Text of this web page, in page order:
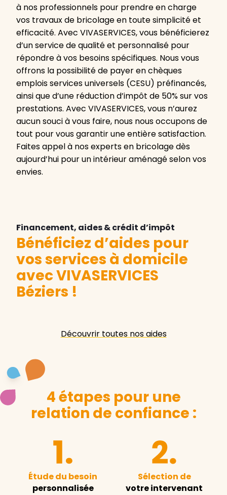
à nos professionnels pour prendre en charge
vos travaux de bricolage en toute simplicité et
efficacité. Avec VIVASERVICES, vous bénéficierez
d’un service de qualité et personnalisé pour
répondre à vos besoins spécifiques. Nous vous
offrons la possibilité de payer en chèques
emplois services universels (CESU) préfinancés,
ainsi que d’une réduction d’impôt de 50% sur vos
prestations. Avec VIVASERVICES, vous n’aurez
aucun souci à vous faire, nous nous occupons de
tout pour vous garantir une entière satisfaction.
Faites appel à nos experts en bricolage dès
aujourd’hui pour un intérieur aménagé selon vos
envies.
Financement, aides & crédit d’impôt
Bénéficiez d’aides pour
vos services à domicile
avec VIVASERVICES
Béziers !
Découvrir toutes nos aides
4 étapes pour une
relation de confiance :
Étude du besoin
personnalisée
Sélection de
votre intervenant